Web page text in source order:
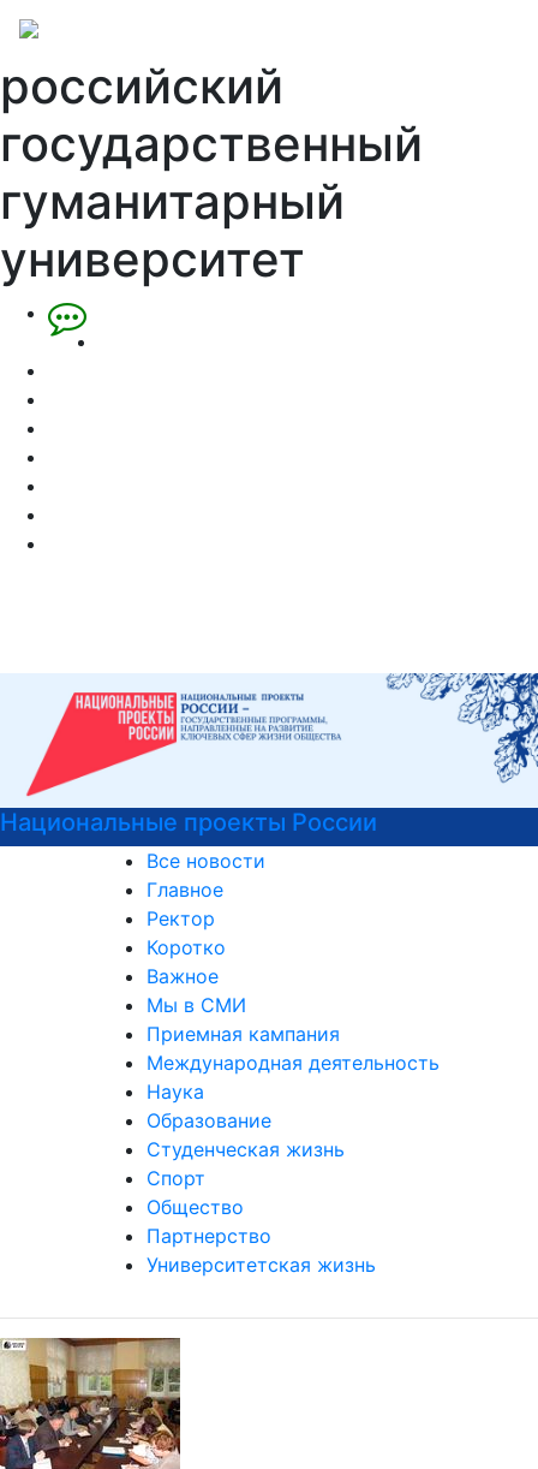
российский
государственный
гуманитарный
университет
Подготовка к вступительным
Все новости
Главное
Ректор
Коротко
Важное
Мы в СМИ
Приемная кампания
Международная деятельность
Наука
Образование
Студенческая жизнь
Спорт
Общество
Партнерство
Университетская жизнь